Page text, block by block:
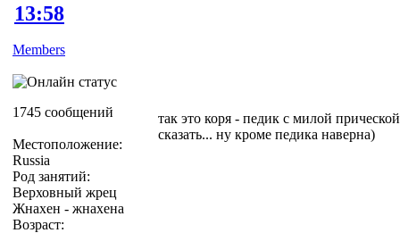
13:58
Members
1745 сообщений
Местоположение:
Russia
Род занятий:
Верховный жрец
Жнахен - жнахена
Возраст:
так это коря - педик с милой
сказать... ну кроме педика наверна)